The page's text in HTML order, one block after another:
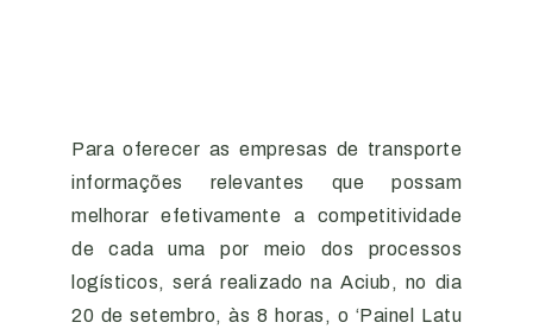
Para oferecer as empresas de transporte
informações relevantes que possam
melhorar efetivamente a competitividade
de cada uma por meio dos processos
logísticos, será realizado na Aciub, no dia
20 de setembro, às 8 horas, o ‘Painel Latu